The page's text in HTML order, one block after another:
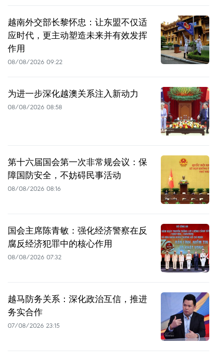
越南外交部长黎怀忠：让东盟不仅适
应时代，更主动塑造未来并有效发挥
作用
08/08/2026 09:22
为进一步深化越澳关系注入新动力
08/08/2026 08:58
第十六届国会第一次非常规会议：保
障国防安全，不妨碍民事活动
08/08/2026 08:16
国会主席陈青敏：强化经济警察在反
腐反经济犯罪中的核心作用
08/08/2026 07:32
越马防务关系：深化政治互信，推进
务实合作
07/08/2026 23:15